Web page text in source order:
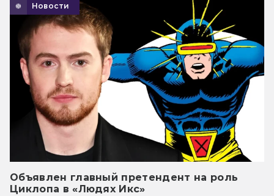
Новости
Объявлен главный претендент на роль
Циклопа в «Людях Икс»